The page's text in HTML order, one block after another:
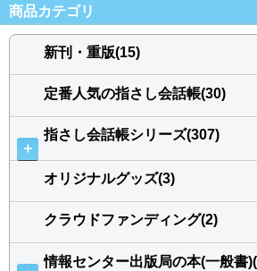
商品カテゴリ
新刊・重版(15)
定番人気の指さし会話帳(30)
＋
指さし会話帳シリーズ(307)
オリジナルグッズ(3)
クラウドファンディング(2)
情報センター出版局の本(一般書